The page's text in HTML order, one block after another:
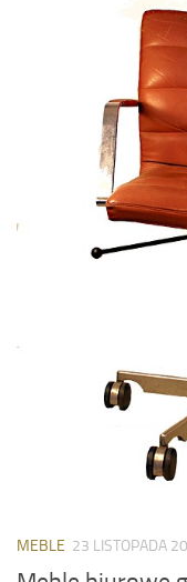
MEBLE 23 LISTOPADA